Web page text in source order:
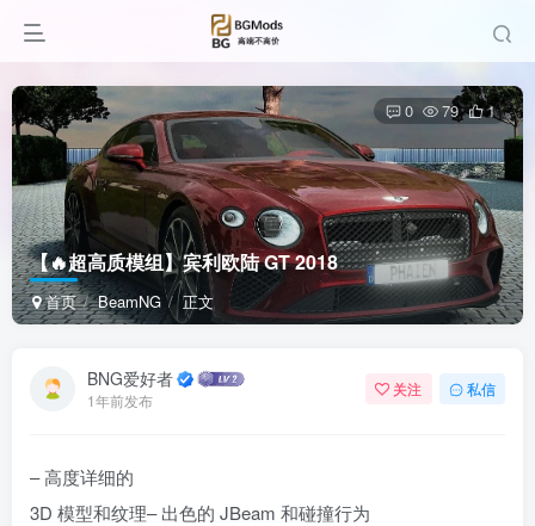
【🔥超高质模组】宾利欧陆 GT 2018
首页 BeamNG 正文
0 79 1
BNG爱好者
1年前发布
关注 私信
– 高度详细的
3D 模型和纹理– 出色的 JBeam 和碰撞行为